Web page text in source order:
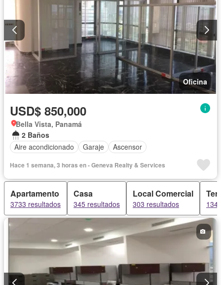
Oficina
USD$ 850,000
Bella Vista, Panamá
2 Baños
Aire acondicionado
Garaje Ascensor
Hace 1 semana, 3 horas en - Geneva Realty & Services
Apartamento
3733 resultados
Casa
345 resultados
Local Comercial
303 resultados 134